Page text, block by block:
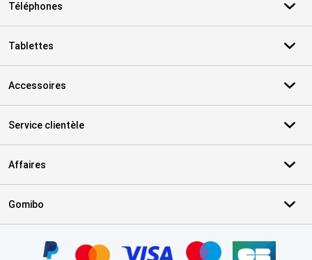
Téléphones
Tablettes
Accessoires
Service clientèle
Affaires
Gomibo